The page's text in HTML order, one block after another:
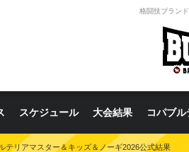
格闘技ブラン
スケジュール 大会結果 コパブ
テリアマスター＆キッズ＆ノーギ2026公式結果